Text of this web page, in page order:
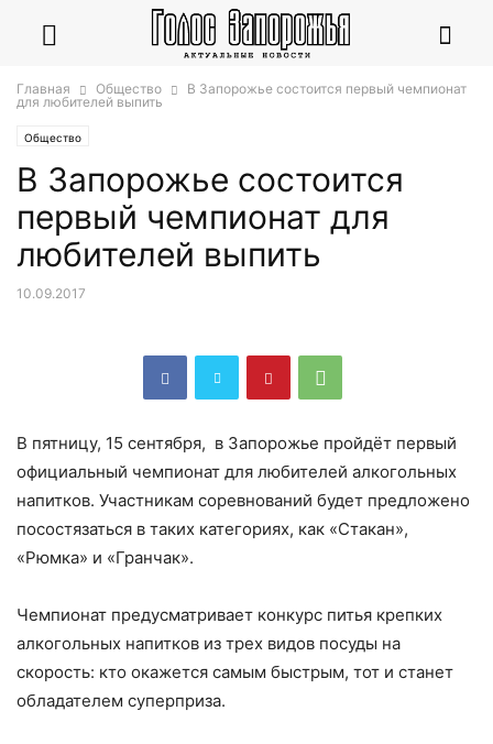
Главная Общество
В Запорожье состоится первый чемпионат
для любителей выпить
Общество
В Запорожье состоится
первый чемпионат для
любителей выпить
10.09.2017
В пятницу, 15 сентября, в Запорожье пройдёт первый
официальный чемпионат для любителей алкогольных
напитков. Участникам соревнований будет предложено
посостязаться в таких категориях, как «Стакан»,
«Рюмка» и «Гранчак».
Чемпионат предусматривает конкурс питья крепких
алкогольных напитков из трех видов посуды на
скорость: кто окажется самым быстрым, тот и станет
обладателем суперприза.